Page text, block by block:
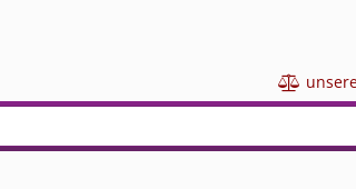
 u